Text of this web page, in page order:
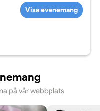
Visa evenemang
på vår webbplats